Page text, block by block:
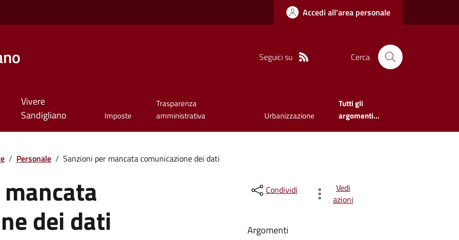
Accedi all'area personale
Seguici su Cerca
Vivere
Sandigliano
Imposte
Trasparenza
amministrativa
Urbanizzazione
Tutti gli
argomenti...
/ Personale / Sanzioni per mancata comunicazione dei dati
dei dati
Condividi
Vedi
azioni
Argomenti